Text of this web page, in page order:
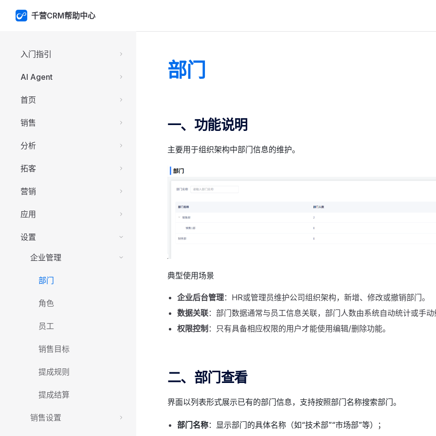
Skip to content
千营CRM帮助中心
Sidebar Navigation
入门指引
AI Agent
首页
销售
分析
拓客
营销
应用
设置
企业管理
部门
角色
员工
销售目标
提成规则
提成结算
销售设置
部门
一、功能说明
主要用于组织架构中部门信息的维护。
典型使用场景
企业后台管理：HR或管理员维护公司组织架构，新增、修改或撤销部门。
数据关联：部门数据通常与员工信息关联，部门人数由系统自动统计或手
权限控制 ：只有具备相应权限的用户才能使用编辑/删除功能。
二、部门查看
界面以列表形式展示已有的部门信息，支持按照部门名称搜索部门。
部门名称：显示部门的具体名称（如“技术部”“市场部”等）；